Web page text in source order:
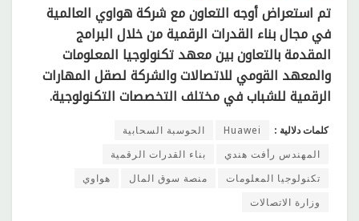
تم استعراض أوجه التعاون مع شركة هواوي العالمية
في مجال بناء القدرات الرقمية من خلال البرامج
المقدمة بالتعاون بين معهد تكنولوجيا المعلومات
والمعهد القومي للاتصالات والشركة لصقل المهارات
الرقمية للشباب في مختلف التخصصات التكنولوجية.
كلمات دلالية : Huawei
الحوسبة السحابية
المهندس رأفت هندي
بناء القدرات الرقمية
تكنولوجيا المعلومات
منصة سوق المال
هواوي
وزارة الاتصالات